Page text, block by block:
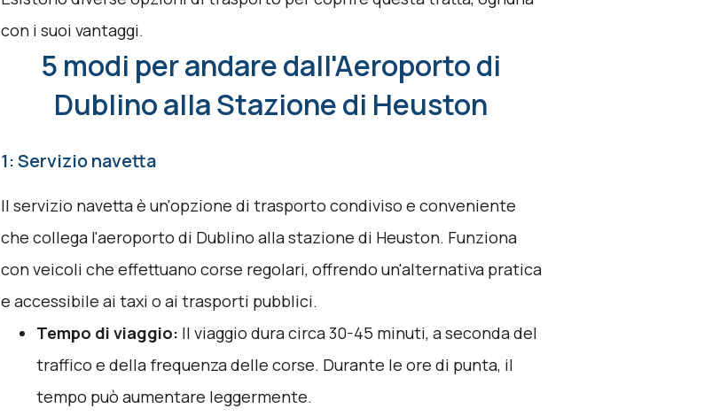
con i suoi vantaggi.
5 modi per andare dall'Aeroporto di
Dublino alla Stazione di Heuston
1: Servizio navetta
Il servizio navetta è un'opzione di trasporto condiviso e conveniente
che collega l'aeroporto di Dublino alla stazione di Heuston. Funziona
con veicoli che effettuano corse regolari, offrendo un'alternativa pratica
e accessibile ai taxi o ai trasporti pubblici.
Tempo di viaggio: Il viaggio dura circa 30-45 minuti, a seconda del
traffico e della frequenza delle corse. Durante le ore di punta, il
tempo può aumentare leggermente.